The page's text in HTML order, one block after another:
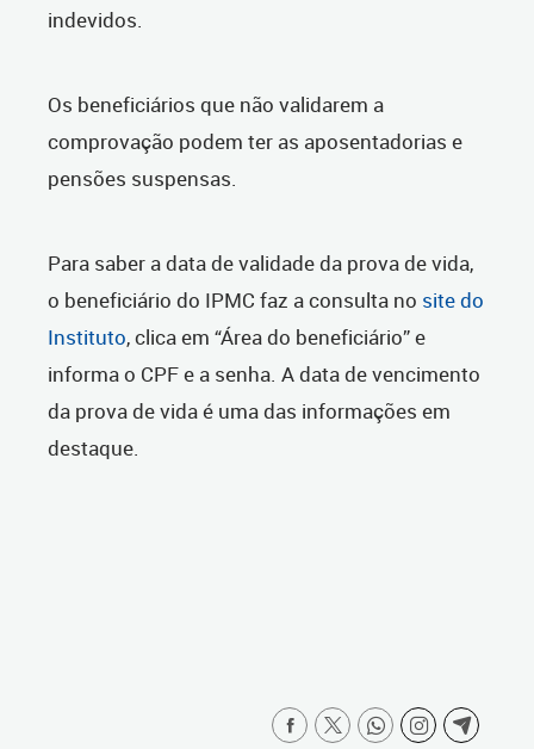
indevidos.
Os beneficiários que não validarem a
comprovação podem ter as aposentadorias e
pensões suspensas.
Para saber a data de validade da prova de vida,
o beneficiário do IPMC faz a consulta no site do
Instituto, clica em “Área do beneficiário” e
informa o CPF e a senha. A data de vencimento
da prova de vida é uma das informações em
destaque.